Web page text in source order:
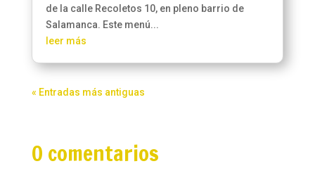
de la calle Recoletos 10, en pleno barrio de
Salamanca. Este menú...
leer más
« Entradas más antiguas
0 comentarios